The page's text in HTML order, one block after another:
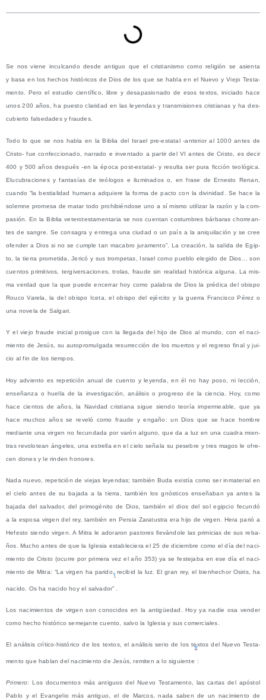
Se nos vie­ne incul­can­do des­de anti­guo que el cris­tia­nis­mo como reli­gión se asien­ta
y basa en los hechos his­tó­ri­cos de Dios de los que se habla en el Nue­vo y Vie­jo Tes­ta­
men­to. Pero el estu­dio cien­tí­fi­co, libre y des­apa­sio­na­do de esos tex­tos, ini­cia­do hace
unos 200 años, ha pues­to cla­ri­dad en las leyen­das y trans­mi­sio­nes cris­tia­nas y ha des­
cu­bier­to fal­se­da­des y fraudes.
Todo lo que se nos habla en la Biblia del Israel pre-esta­tal ‑ante­rior al 1000 antes de
Cris­to- fue con­fec­cio­na­do, narra­do e inven­ta­do a par­tir del VI antes de Cris­to, es decir
400 y 500 años des­pués ‑en la épo­ca post-esta­tal- y resul­ta ser pura fic­ción teo­ló­gi­ca.
Elu­cu­bra­cio­nes y fan­ta­sías de teó­lo­gos e ilu­mi­na­dos o, en fra­se de Ernes­to Renan,
cuan­do “la bes­tia­li­dad huma­na adquie­re la for­ma de pac­to con la divi­ni­dad. Se hace la
solem­ne pro­me­sa de matar todo prohi­bién­do­se uno a sí mis­mo uti­li­zar la razón y la com­
pa­sión. En la Biblia vete­ro­tes­ta­men­ta­ria se nos cuen­tan cos­tum­bres bár­ba­ras cho­rrean­
tes de san­gre. Se con­sa­gra y entre­ga una ciu­dad o un país a la ani­qui­la­ción y se cree
ofen­der a Dios si no se cum­ple tan maca­bro jura­men­to”. La crea­ción, la sali­da de Egip­
to, la tie­rra pro­me­ti­da, Jeri­có y sus trom­pe­tas, Israel como pue­blo ele­gi­do de Dios… son
cuen­tos pri­mi­ti­vos, ter­gi­ver­sa­cio­nes, tro­las, frau­de sin reali­dad his­tó­ri­ca algu­na. La mis­
ma ver­dad que la que pue­de ence­rrar hoy como pala­bra de Dios la pré­di­ca del obis­po
Rou­co Vare­la, la del obis­po Ice­ta, el obis­po del ejér­ci­to y la gue­rra Fran­cis­co Pérez o
una nove­la de Salgari.
Y el vie­jo frau­de ini­cial pro­si­gue con la lle­ga­da del hijo de Dios al mun­do, con el naci­
mien­to de Jesús, su auto­pro­mul­ga­da resu­rrec­ción de los muer­tos y el regre­so final y jui­
cio al fin de los tiempos.
Hoy advien­to es repe­ti­ción anual de cuen­to y leyen­da, en él no hay poso, ni lec­ción,
ense­ñan­za o hue­lla de la inves­ti­ga­ción, aná­li­sis o pro­gre­so de la cien­cia. Hoy, como
hace cien­tos de años, la Navi­dad cris­tia­na sigue sien­do teo­ría impermea­ble, que ya
hace muchos años se reve­ló como frau­de y enga­ño: un Dios que se hace hom­bre
median­te una vir­gen no fecun­da­da por varón alguno, que da a luz en una cua­dra mien­
tras revo­lo­tean ánge­les, una estre­lla en el cie­lo seña­la su pese­bre y tres magos le ofre­
cen dones y le rin­den honores.
Nada nue­vo, repe­ti­ción de vie­jas leyen­das; tam­bién Buda exis­tía como ser inma­te­rial en
el cie­lo antes de su baja­da a la tie­rra, tam­bién los gnós­ti­cos ense­ña­ban ya antes la
baja­da del sal­va­dor, del pri­mo­gé­ni­to de Dios, tam­bién el dios del sol egip­cio fecun­dó
a la espo­sa vir­gen del rey, tam­bién en Per­sia Zara­tus­tra era hijo de vir­gen. Hera parió a
Hefes­to sien­do vir­gen. A Mitra le ado­ra­ron pas­to­res lle­ván­do­le las pri­mi­cias de sus reba­
ños. Mucho antes de que la Igle­sia esta­ble­cie­ra el 25 de diciem­bre como el día del naci­
mien­to de Cris­to (ocu­rre por pri­me­ra vez el año 353) ya se fes­te­ja­ba en ese día el naci­
mien­to de Mitra: “La vir­gen ha pari­do, reci­bid la luz. El gran rey, el bien­he­chor Osi­ris, ha
naci­do. Os ha naci­do hoy el sal­va­dor”
i
Los naci­mien­tos de vir­gen son cono­ci­dos en la anti­güe­dad. Hoy ya nadie osa ven­der
como hecho his­tó­ri­co seme­jan­te cuen­to, sal­vo la Igle­sia y sus comerciales.
El aná­li­sis crí­ti­co-his­tó­ri­co de los tex­tos, el aná­li­sis serio de los tex­tos del Nue­vo Tes­ta­
men­to que hablan del naci­mien­to de Jesús, remi­ten a lo siguien­te
ii
:
Pri­me­ro: Los docu­men­tos más anti­guos del Nue­vo Tes­ta­men­to, las car­tas del após­tol
Pablo y el Evan­ge­lio más anti­guo, el de Mar­cos, nada saben de un naci­mien­to de